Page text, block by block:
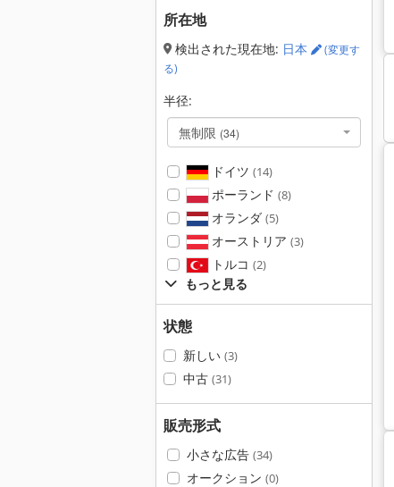
所在地
検出された現在地: 日本
(変更す
る)
半径:
無制限 (34)
ドイツ (14)
ポーランド (8)
オランダ (5)
オーストリア (3)
トルコ (2)
もっと見る
状態
新しい (3)
中古 (31)
販売形式
小さな広告 (34)
オークション (0)
クローラ ショベル